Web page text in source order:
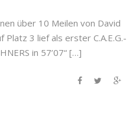
über 10 Meilen von David
Platz 3 lief als erster C.A.E.G.-
in 57’07“ […]